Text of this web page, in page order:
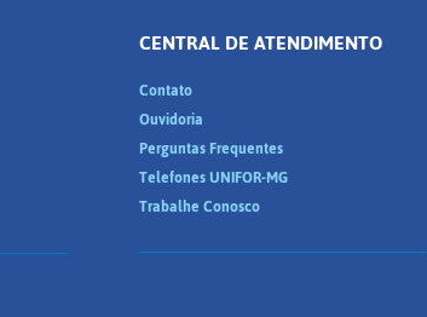
CENTRAL DE ATENDIMENTO
Contato
Ouvidoria
Perguntas Frequentes
Telefones UNIFOR-MG
Trabalhe Conosco